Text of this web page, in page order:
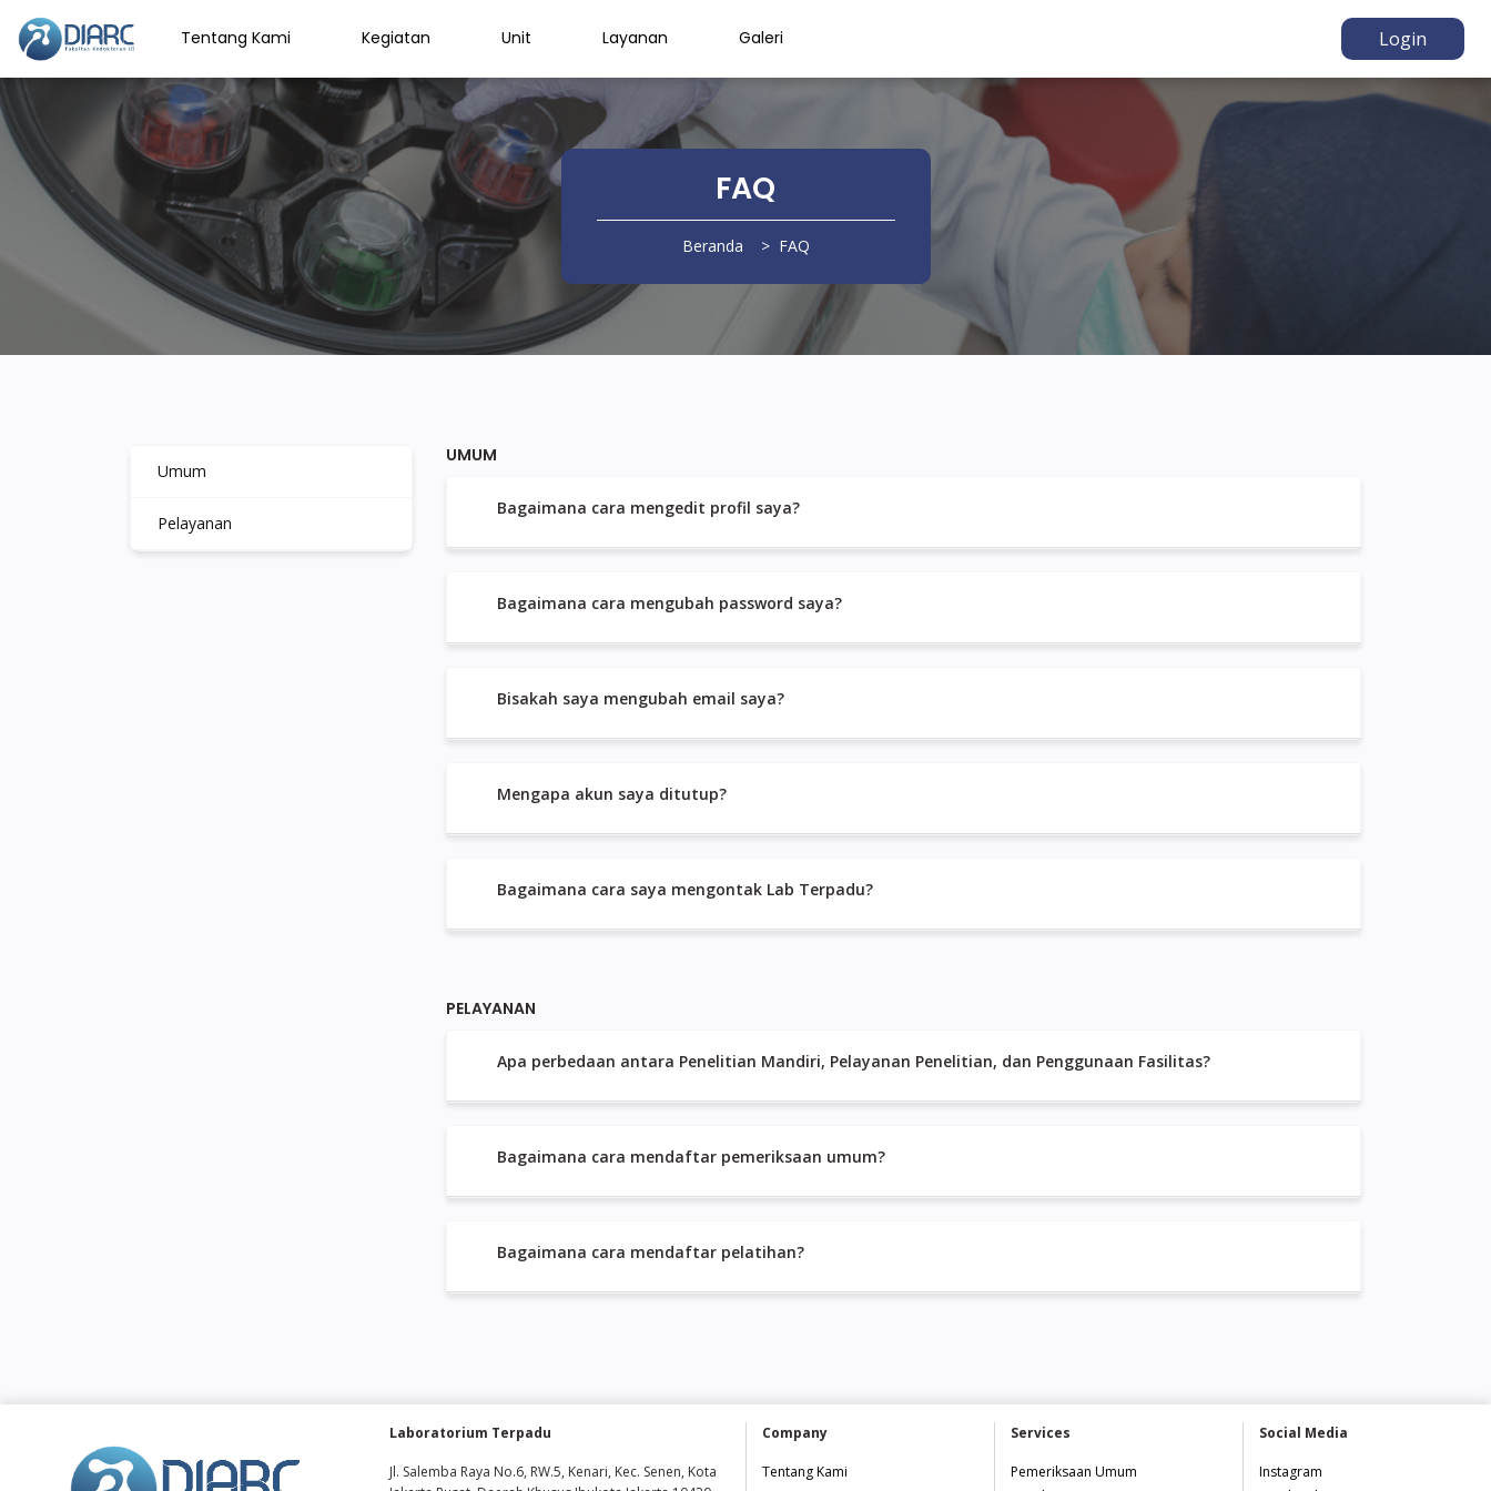
Tentang Kami Kegiatan Unit Layanan Galeri Login
FAQ
Beranda FAQ
Umum
Pelayanan
UMUM
Bagaimana cara mengedit profil saya?
Bagaimana cara mengubah password saya?
Bisakah saya mengubah email saya?
Mengapa akun saya ditutup?
Bagaimana cara saya mengontak Lab Terpadu?
PELAYANAN
Apa perbedaan antara Penelitian Mandiri, Pelayanan Penelitian, dan Penggunaan Fasilitas?
Bagaimana cara mendaftar pemeriksaan umum?
Bagaimana cara mendaftar pelatihan?
Laboratorium Terpadu
Jl. Salemba Raya No.6, RW.5, Kenari, Kec. Senen, Kota
Company
Tentang Kami
Services
Pemeriksaan Umum
Social Media
Instagram